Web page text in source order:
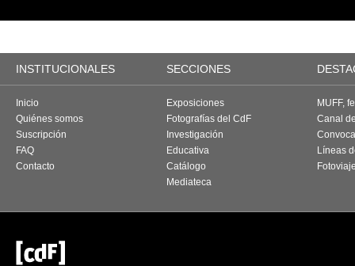
INSTITUCIONALES SECCIONES
Inicio
Quiénes somos
Suscripción
FAQ
Contacto
Exposiciones
Fotografías del CdF
Investigación
Educativa
Catálogo
Mediateca
MUFF,
Canal
Líneas